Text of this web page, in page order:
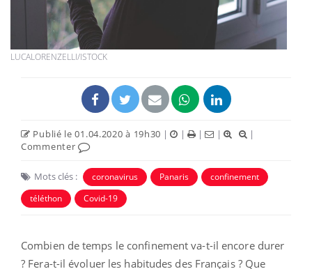
LUCALORENZELLI/ISTOCK
Publié le 01.04.2020 à 19h30 | | | |
|
Commenter
Mots clés : coronavirus Panaris
confinement
téléthon
Covid-19
Combien de temps le confinement va-t-il encore durer
? Fera-t-il évoluer les habitudes des Français ? Que